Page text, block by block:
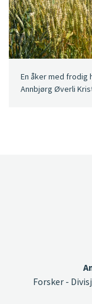
En åker med frodig
Annbjørg Øverli
Forsker -